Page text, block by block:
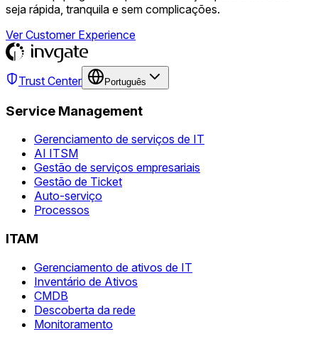
seja rápida, tranquila e sem complicações.
Ver Customer Experience
Trust Center Português
Service Management
Gerenciamento de serviços de IT
AI ITSM
Gestão de serviços empresariais
Gestão de Ticket
Auto-serviço
Processos
ITAM
Gerenciamento de ativos de IT
Inventário de Ativos
CMDB
Descoberta da rede
Monitoramento